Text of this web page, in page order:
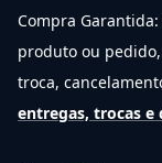
Compra
produto ou
troca,
entregas, trocas e